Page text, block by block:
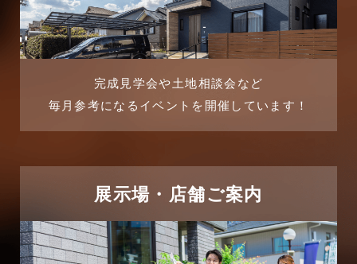
よくある質問
リフォーム-ブログ
三郷中央駅店-ブログ
三郷市
2025年8月
2025年6月
2025年3月
完成見学会や土地相談会など
毎月参考になるイベントを開催しています！
展示場・店舗ご案内